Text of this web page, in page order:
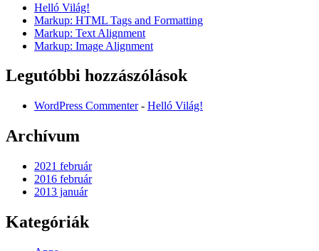
Helló Világ!
Markup: HTML Tags and Formatting
Markup: Text Alignment
Markup: Image Alignment
Legutóbbi hozzászólások
WordPress Commenter- Helló Világ!
Archívum
2021 február
2016 február
2013 január
Kategóriák